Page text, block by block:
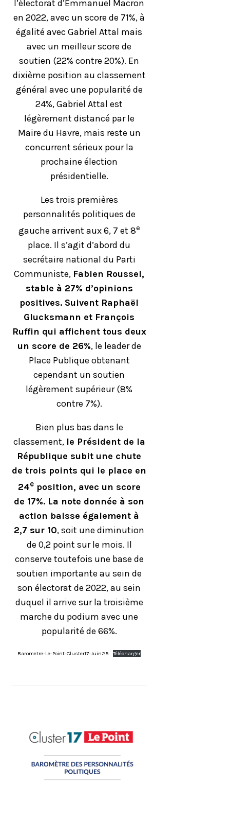
l’électorat d’Emmanuel Macron
en 2022, avec un score de 71%, à
égalité avec Gabriel Attal mais
avec un meilleur score de
soutien (22% contre 20%). En
dixième position au classement
général avec une popularité de
24%, Gabriel Attal est
légèrement distancé par le
Maire du Havre, mais reste un
concurrent sérieux pour la
prochaine élection
présidentielle.
Les trois premières
personnalités politiques de
gauche arrivent aux 6, 7 et 8e
place. Il s’agit d’abord du
secrétaire national du Parti
Communiste, Fabien Roussel,
stable à 27% d’opinions
positives. Suivent Raphaël
Glucksmann et François
Ruffin qui affichent tous deux
un score de 26%, le leader de
Place Publique obtenant
cependant un soutien
légèrement supérieur (8%
contre 7%).
Bien plus bas dans le
classement, le Président de la
République subit une chute
de trois points qui le place en
24eposition, avec un score
de 17%. La note donnée à son
action baisse également à
2,7 sur 10, soit une diminution
de 0,2 point sur le mois. Il
conserve toutefois une base de
soutien importante au sein de
son électorat de 2022, au sein
duquel il arrive sur la troisième
marche du podium avec une
popularité de 66%.
Barometre-Le-Point-Cluster17-Juin25 Télécharger